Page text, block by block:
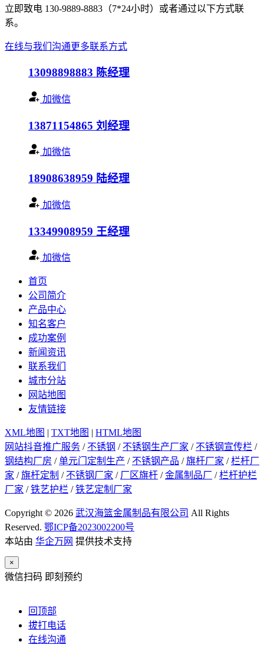
立即致电 130-9889-8883（7*24小时）或者通过以下方式联
系。
在线与我们沟通更多联系方式
13098898883 陈经理
加微信
13871154865 刘经理
加微信
18908638959 陆经理
加微信
13349908959 王经理
加微信
首页
公司简介
产品中心
知名客户
成功案例
新闻资讯
联系我们
城市分站
网站地图
友情链接
XML地图 | TXT地图 | HTML地图
网站抖音推广服务 / 不锈钢 / 不锈钢生产厂家 / 不锈钢宣传栏 /
钢结构厂房 /单元门定制生产 / 不锈钢产品 /旗杆厂家 /栏杆厂
家 /旗杆定制 / 不锈钢厂家 / 厂区旗杆 /金属制品厂 /栏杆护栏
厂家 /铁艺护栏 /铁艺定制厂家
Copyright © 2026 武汉海篮金属制品有限公司 All Rights
Reserved. 鄂ICP备2023002200号
本站由 华企万网 提供技术支持
×
微信扫码 即刻预约
回顶部
拔打电话
在线沟通